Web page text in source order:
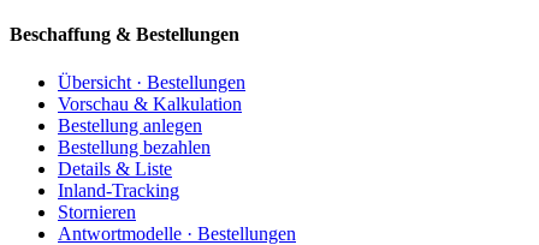
Beschaffung & Bestellungen
Übersicht · Bestellungen
Vorschau & Kalkulation
Bestellung anlegen
Bestellung bezahlen
Details & Liste
Inland-Tracking
Stornieren
Antwortmodelle · Bestellungen